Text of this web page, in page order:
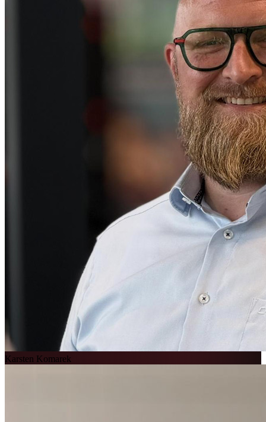
Karsten Komarek